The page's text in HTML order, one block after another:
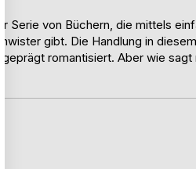
Serie von Büchern, die mittels
gibt. Die Handlung in
romantisiert. Aber wie sagt